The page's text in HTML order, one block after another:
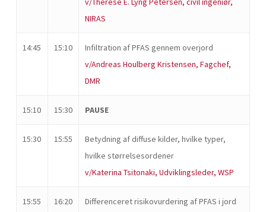
NIRAS
14:45 15:10
Infiltration af PFAS gennem overjord
v/Andreas Houlberg Kristensen, Fagchef,
DMR
15:10 15:30 PAUSE
15:30 15:55
Betydning af diffuse kilder, hvilke typer,
hvilke størrelsesordener
v/Katerina Tsitonaki, Udviklingsleder, WSP
15:55 16:20
Differenceret risikovurdering af PFAS i jord